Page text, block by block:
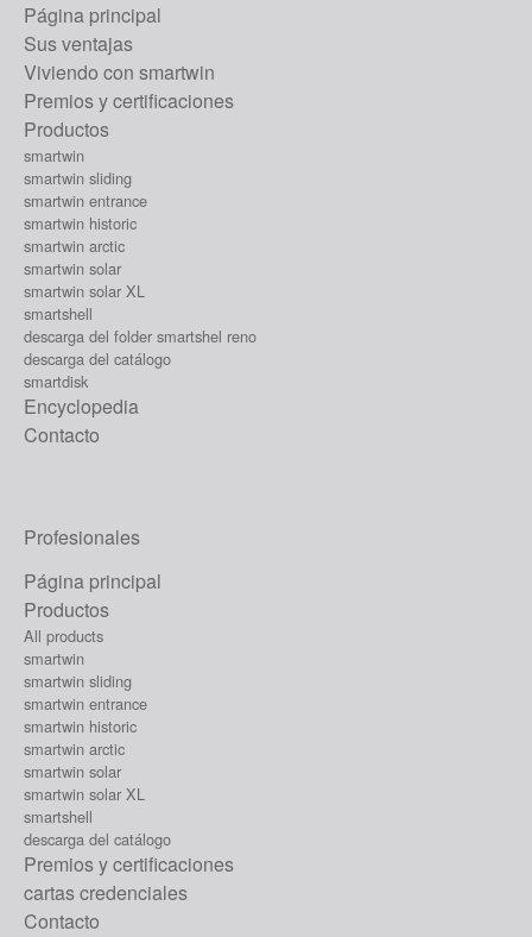
Página principal
Sus ventajas
Viviendo con smartwin
Premios y certificaciones
Productos
smartwin
smartwin sliding
smartwin entrance
smartwin historic
smartwin arctic
smartwin solar
smartwin solar XL
smartshell
descarga del folder smartshel reno
descarga del catálogo
smartdisk
Encyclopedia
Contacto
Profesionales
Página principal
Productos
All products
smartwin
smartwin sliding
smartwin entrance
smartwin historic
smartwin arctic
smartwin solar
smartwin solar XL
smartshell
descarga del catálogo
Premios y certificaciones
cartas credenciales
Contacto